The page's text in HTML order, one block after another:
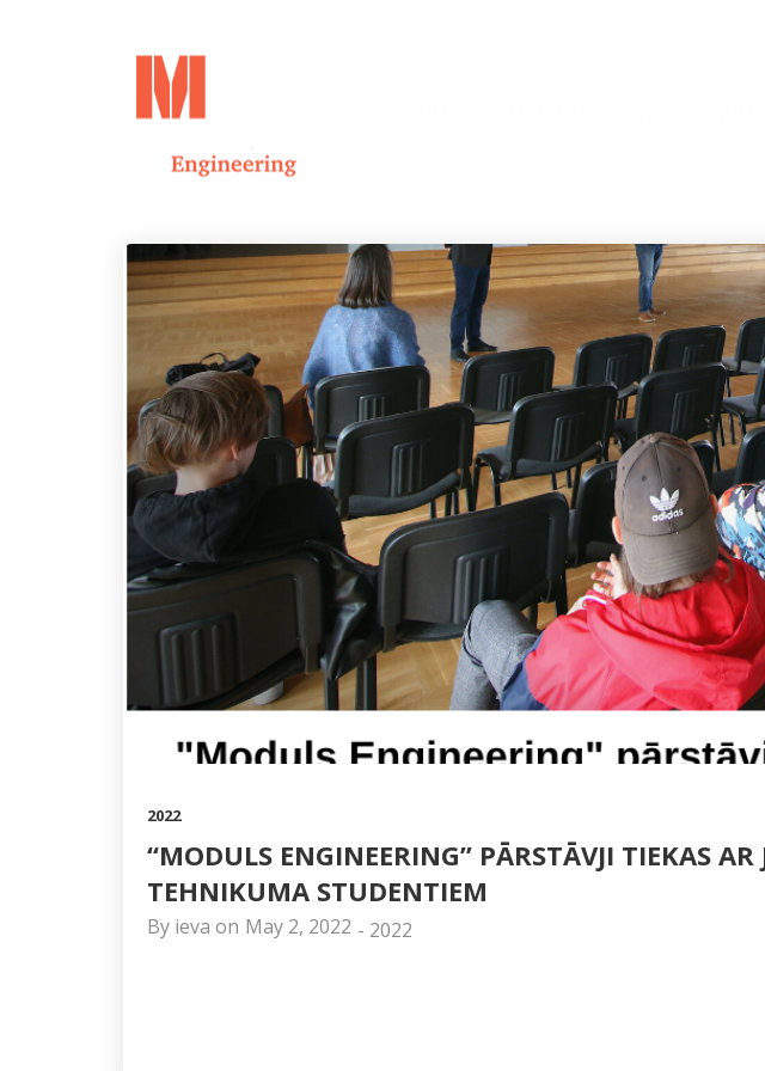
6
JULY
2026
TOPOŠĀ OGRES
BĒRNUDĀRZA
PAMATOS IEMŪRĒTA
KAPSULA AR
VĒSTĪJUMU
NĀKAMAJĀM
PAAUDZĒM
21
MARCH
2025
RĪGAS
20
JUNE
2024
ENERGOEFEKTIVITĀTES
PAKALPOJUMI
MAY
2024
2022
“MODULS ENGINEERING” PĀRSTĀVJI TIEKAS AR
TEHNIKUMA STUDENTIEM
By ieva on May 2, 2022 - 2022